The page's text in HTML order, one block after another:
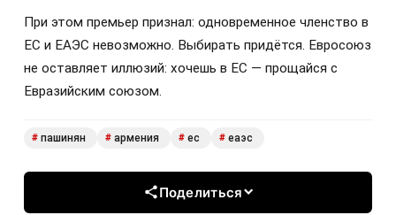
При этом премьер признал: одновременное членство в
ЕС и ЕАЭС невозможно. Выбирать придётся. Евросоюз
не оставляет иллюзий: хочешь в ЕС — прощайся с
Евразийским союзом.
# пашинян # армения # ес # еаэс
Поделиться